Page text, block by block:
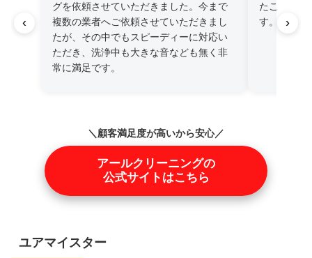
‹
グを依頼させていただきました。今まで
複数の業者へご依頼させていただきまし
たが、その中でもスピーディーに対応い
ただき、洗浄中も大きな音なども無く非
常に満足です。
たご依頼さ
す。
›
＼顧客満足度が高いから安心／
アールクリーニングの
公式サイトはこちら
ユアマイスター